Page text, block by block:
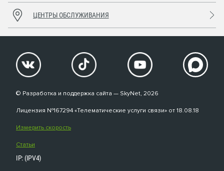
ЦЕНТРЫ ОБСЛУЖИВАНИЯ
© Разработка и поддержка сайта — SkyNet, 2026
Лицензия №167294 «Телематические услуги связи» от 18.08.18
Измерить скорость
Статьи
IP: (IPV4)